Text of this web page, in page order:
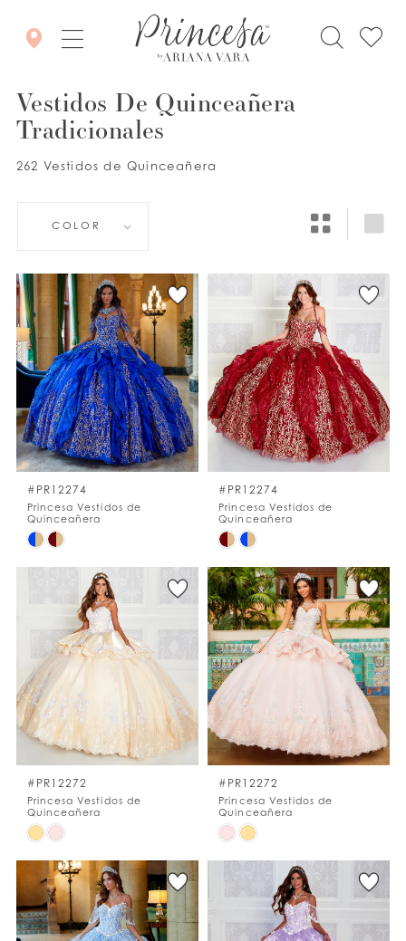
LISTA DE DESEOS
ESPAÑOL INGLES
Vestidos De Quinceañera
Tradicionales
262 Vestidos de Quinceañera
COLOR
#PR12274
Princesa Vestidos de
Quinceañera
Skip
#1cbf3f95b8
end
#PR12274
Princesa Vestidos de
Quinceañera
Skip
List
#c149be2aa1
to
end
#PR12272
Princesa Vestidos de
Quinceañera
Skip
List
#6483c0bde7
to
#PR12272
Princesa Vestidos de
Quinceañera
Skip
#f33da16c80